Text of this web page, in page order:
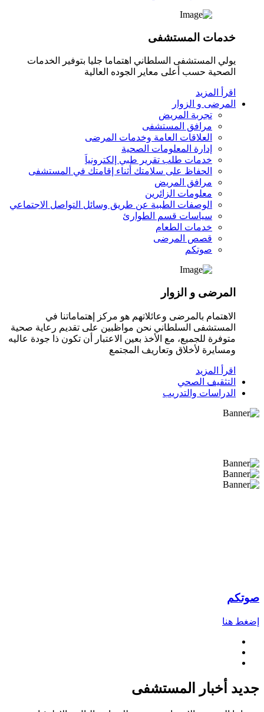
خدمات المستشفى
يولي المستشفى السلطاني اهتماما جليا بتوفير الخدمات
الصحية حسب أعلى معاير الجوده العالية
اقرأ المزيد
المرضى و الزوار
تجربة المريض
مرافق المستشفى
العلاقات العامة وخدمات المرضى
إدارة المعلومات الصحية
خدمات طلب تقرير طبي إلكترونياَ
الحفاظ على سلامتك أثناء إقامتك في المستشفى
مرافق المريض
معلومات الزائرين
الوصفات الطبية عن طريق وسائل التواصل الاجتماعي
سياسات قسم الطوارئ
خدمات الطعام
قصص المرضى
صوتكم
المرضى و الزوار
الاهتمام بالمرضى وعائلاتهم هو مركز إهتماماتنا في
المستشفى السلطاني نحن مواظبين على تقديم رعاية صحية
متوفرة للجميع، مع الأخذ بعين الاعتبار أن تكون ذا جودة عاليه
ومسايرة لأخلاق وتعاريف المجتمع
اقرأ المزيد
التثقيف الصحي
الدراسات والتدريب
صوتكم
إضغط هنا
جديد أخبار المستشفى